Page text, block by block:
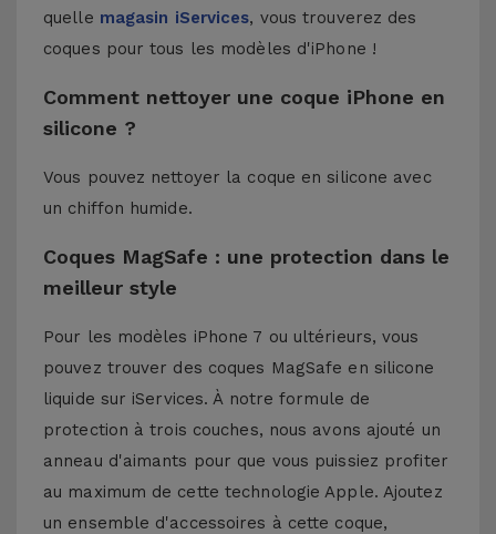
quelle magasin iServices, vous trouverez des
coques pour tous les modèles d'iPhone !
Comment nettoyer une coque iPhone en
silicone ?
Vous pouvez nettoyer la coque en silicone avec
un chiffon humide.
Coques MagSafe : une protection dans le
meilleur style
Pour les modèles iPhone 7 ou ultérieurs, vous
pouvez trouver des coques MagSafe en silicone
liquide sur iServices. À notre formule de
protection à trois couches, nous avons ajouté un
anneau d'aimants pour que vous puissiez profiter
au maximum de cette technologie Apple. Ajoutez
un ensemble d'accessoires à cette coque,